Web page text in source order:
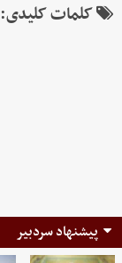
کلمات کلیدی:
پیشنهاد سردبیر